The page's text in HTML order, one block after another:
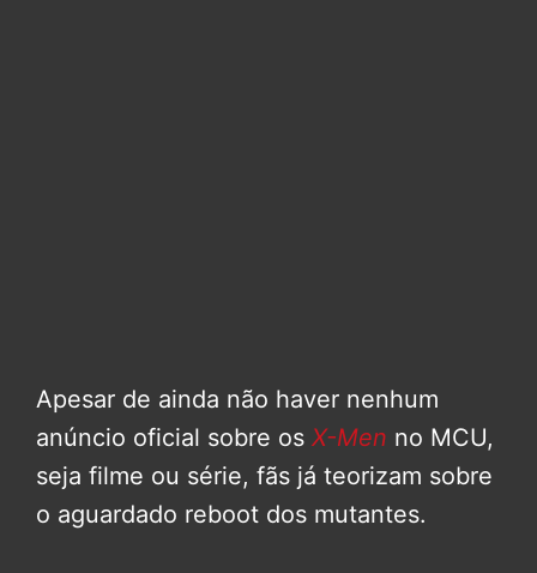
Apesar de ainda não haver nenhum
anúncio oficial sobre os X-Men no MCU,
seja filme ou série, fãs já teorizam sobre
o aguardado reboot dos mutantes.